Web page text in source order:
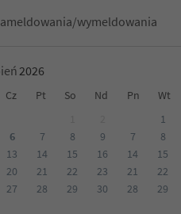
wymeldowania
Cz Pt So Nd Pn Wt
6 7 8
9
13 14 15
16
20 21 22
23
27 28 29
30
1
7
8
14
15
21
22
28
29
wyżywienia Ekologiczne